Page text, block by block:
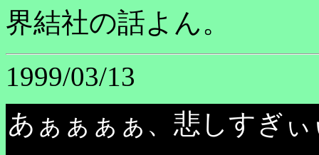
界結社の話よん。
1999/03/13
あぁぁぁぁ、悲しすぎ